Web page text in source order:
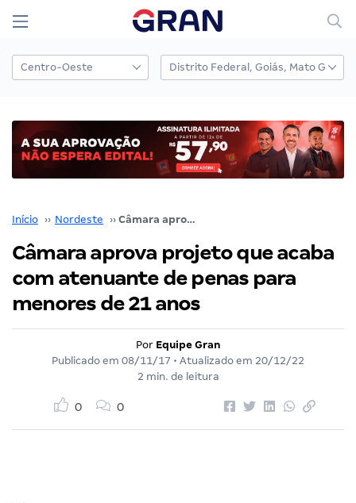
Início ›› Nordeste ›› Câmara aprova projeto que acaba com atenuante de penas para menores de 21 anos
Câmara aprova projeto que acaba
com atenuante de penas para
menores de 21 anos
Por Equipe Gran
Publicado em 08/11/17 • Atualizado em 20/12/22
2 min. de leitura
0 0